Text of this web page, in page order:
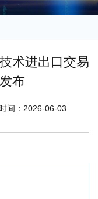
术进出口交易
布
时间：2026-06-03